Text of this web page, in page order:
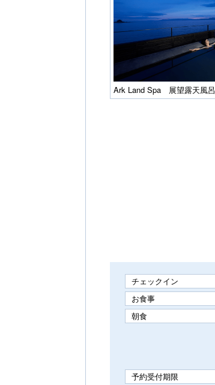
Ark Land Spa 展望露天風呂
チェックイン
お食事
朝食
予約受付期限